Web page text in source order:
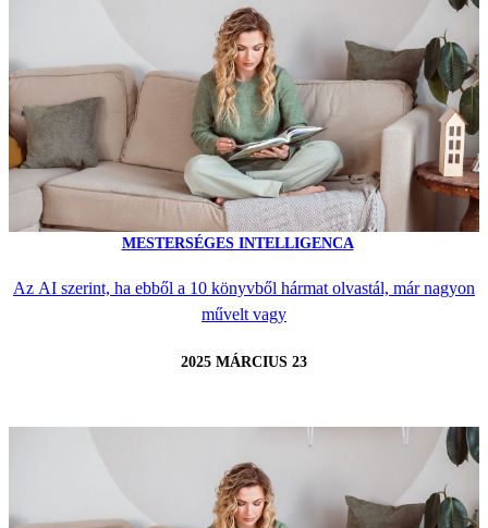
MESTERSÉGES INTELLIGENCA
Az AI szerint, ha ebből a 10 könyvből hármat olvastál, már nagyon
művelt vagy
2025 MÁRCIUS 23